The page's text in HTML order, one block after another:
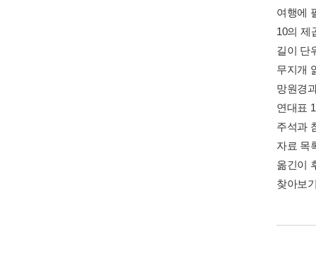
여행에
10의 제
길이 단
무지개
망원경
연대표
주석과
자료 목
옮긴이
찾아보